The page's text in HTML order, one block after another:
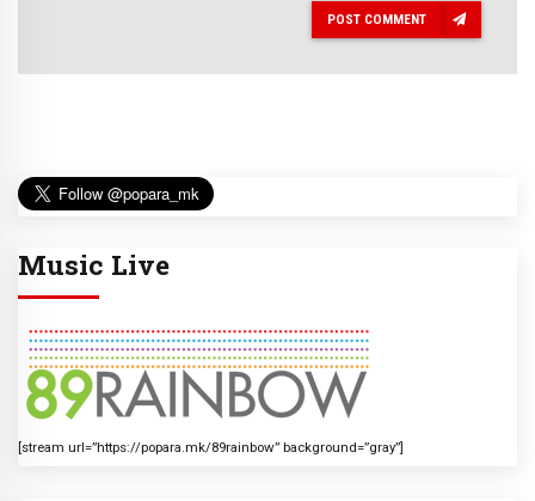
POST COMMENT
Music Live
[stream url=”https://popara.mk/89rainbow” background=”gray”]